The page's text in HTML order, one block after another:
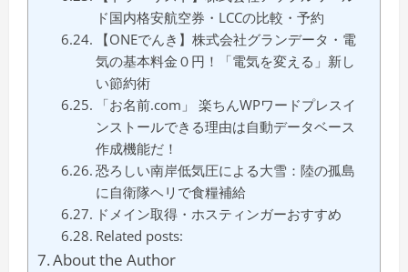
ド国内格安航空券・LCCの比較・予約
【ONEでんき】株式会社グランデータ・電
気の基本料金０円！「電気を変える」新し
い節約術
「お名前.com」 楽ちんWPワードプレスイ
ンストールできる理由は自動データベース
作成機能だ！
恐ろしい南岸低気圧による大雪：陸の孤島
に自衛隊ヘリで食糧補給
ドメイン取得・ホスティンガーおすすめ
Related posts:
About the Author